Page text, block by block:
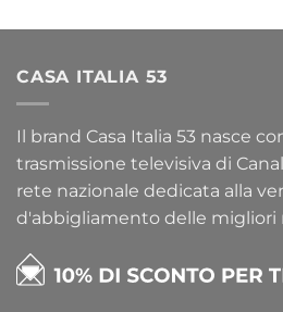
CASA ITALIA 53
Il brand Casa Italia 53 nasce
trasmissione televisiva di
rete nazionale dedicata alla
d'abbigliamento delle migliori